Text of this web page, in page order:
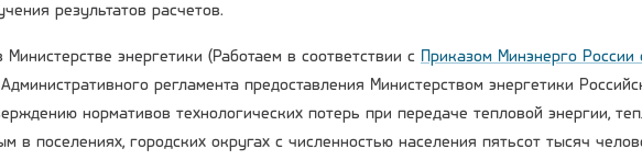
результатов расчетов.
энергетики (Работаем в соответствии с Приказом Минэнерго России
регламента предоставления Министерством энергетики
нормативов технологических потерь при передаче тепловой энергии,
в поселениях, городских округах с численностью населения пятьсот тысяч